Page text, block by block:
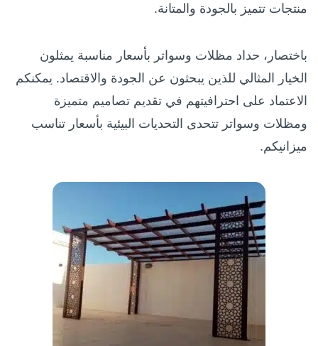
منتجات تتميز بالجودة والمتانة.
باختصار، حداد مظلات وسواتر بأسعار مناسبة يمثلون
الخيار المثالي للذين يبحثون عن الجودة والاقتصاد. يمكنكم
الاعتماد على احترافيتهم في تقديم تصاميم متميزة
ومظلات وسواتر تتحدى التحديات البيئية بأسعار تناسب
ميزانيكم.